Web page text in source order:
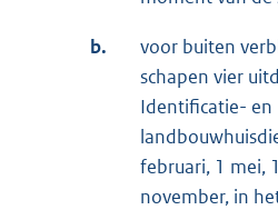
b.
voor buiten
schapen vier
Identificatie- en
februari, 1 mei,
november, in